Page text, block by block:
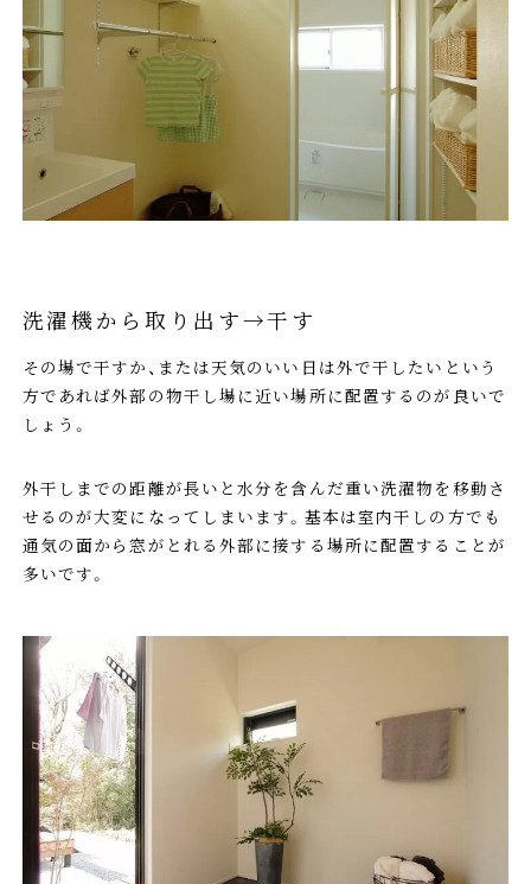
洗濯機から取り出す→干す
その場で干すか、または天気のいい日は外で干したいという
方であれば外部の物干し場に近い場所に配置するのが良いで
しょう。
外干しまでの距離が長いと水分を含んだ重い洗濯物を移動さ
せるのが大変になってしまいます。基本は室内干しの方でも
通気の面から窓がとれる外部に接する場所に配置することが
多いです。